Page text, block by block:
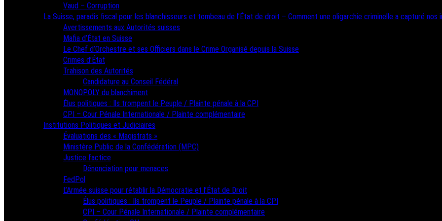
Vaud – Corruption
La Suisse, paradis fiscal pour les blanchisseurs et tombeau de l’État de droit – Comment une oligarchie criminelle a capturé nos
Avertissements aux Autorités suisses
Mafia d’État en Suisse
Le Chef d’Orchestre et ses Officiers dans le Crime Organisé depuis la Suisse
Crimes d’État
Trahison des Autorités
Candidature au Conseil Fédéral
MONOPOLY du blanchiment
Élus politiques : Ils trompent le Peuple / Plainte pénale à la CPI
CPI – Cour Pénale Internationale / Plainte complémentaire
Institutions Politiques et Judiciaires
Évaluations des « Magistrats »
Ministère Public de la Confédération (MPC)
Justice factice
Dénonciation pour menaces
FedPol
L’Armée suisse pour rétablir la Démocratie et l’État de Droit
Élus politiques : Ils trompent le Peuple / Plainte pénale à la CPI
CPI – Cour Pénale Internationale / Plainte complémentaire